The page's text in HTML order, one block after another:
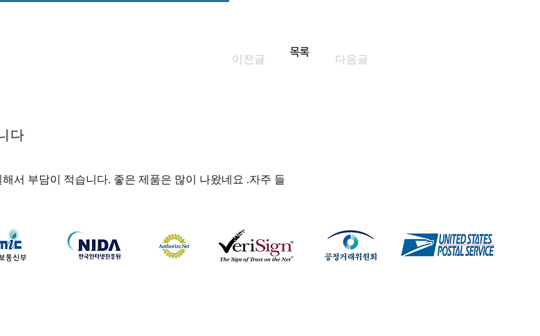
이전글
목록
다음글
다
서 부담이 적습니다. 좋은 제품은 많이 나왔네요 .자주 들